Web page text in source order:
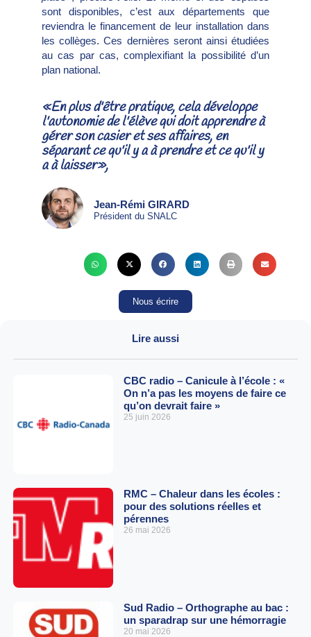
sont disponibles, c’est aux départements que
reviendra le financement de leur installation dans
les collèges. Ces dernières seront ainsi étudiées
au cas par cas, complexifiant la possibilité d’un
plan national.
«En plus d'être pratique, cela développe
l'autonomie de l'élève qui doit apprendre à
gérer son casier et ses affaires, en
séparant ce qu'il y a à prendre et ce qu'il y
a à laisser»,
Jean-Rémi GIRARD
Président du SNALC
Nous écrire
Lire aussi
CBC radio – Canicule à l’école : «
On n’a pas les moyens de faire ce
qu’on devrait faire »
25 juin 2026
RMC – Chaleur dans les écoles :
pour des solutions réelles et
pérennes
26 mai 2026
Sud Radio – Orthographe au bac :
un sparadrap sur une hémorragie
20 mai 2026